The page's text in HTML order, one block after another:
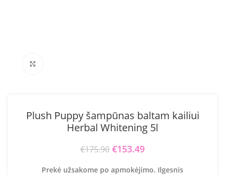
Plush Puppy šampūnas baltam kailiui
Herbal Whitening 5l
€175.90
Original price was:
€153.49
Prekė užsakome po apmokėjimo. Ilgesnis